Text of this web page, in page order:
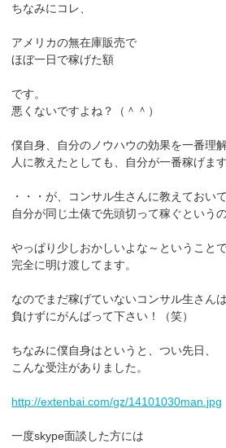
ちなみにコレ、
アメリカの無在庫販売で
ほぼ一日で稼げた額
です。
悪くないですよね？（＾＾）
僕自身、自分のノウハウの効果を一番理
人に教えたとしても、自分が一番稼げます
・・・が、コンサル生さんに教えておいて
自分が同じ土俵で先頭切って稼ぐという
やっぱり少しおかしいよな～ということ
完全に明け渡してます。
なのでまだ稼げていないコンサル生さんは
負けずにがんばって下さい！（笑）
ちなみに僕自身はというと、つい先日、
こんな受注がありました。
http://extenbai.com/gz/14101030man.jpg
一度skype面談した方には